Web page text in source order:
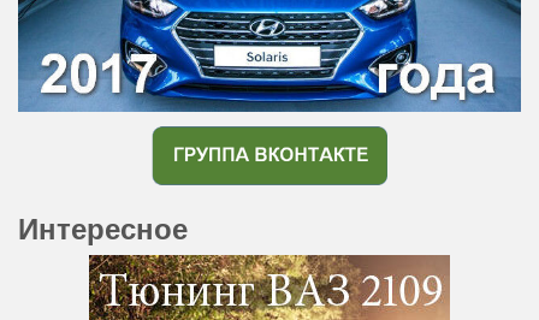
Интересное